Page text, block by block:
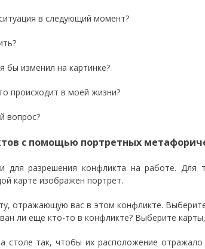
в следующий момент?
изменил на картинке?
происходит в моей жизни?
вопрос?
с помощью портретных
для разрешения конфликта на работе. Для
карте изображен портрет.
отражающую вас в этом конфликте.
ли еще кто-то в конфликте? Выберите
столе так, чтобы их расположение